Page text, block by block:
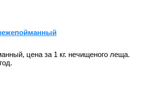
цена за 1 кг. нечищеного леща.